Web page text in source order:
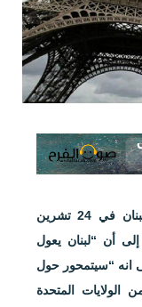
يقترب موعد انعقاد مؤتمر باريس لدعم لبنان في 24 تشرين
أن “لبنان يعول
انه “سيتمحور حول
المتحدة